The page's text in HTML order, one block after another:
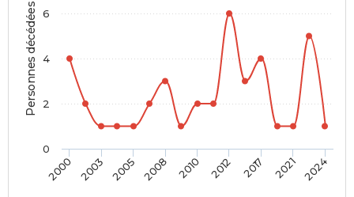
Personnes décédées
2000 2003 2005 2008 2010 2012 2017 2021 2024
0
2
4
6